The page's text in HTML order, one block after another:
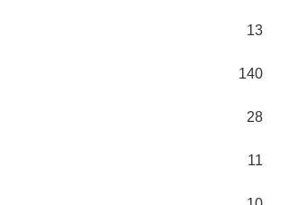
13
140
28
11